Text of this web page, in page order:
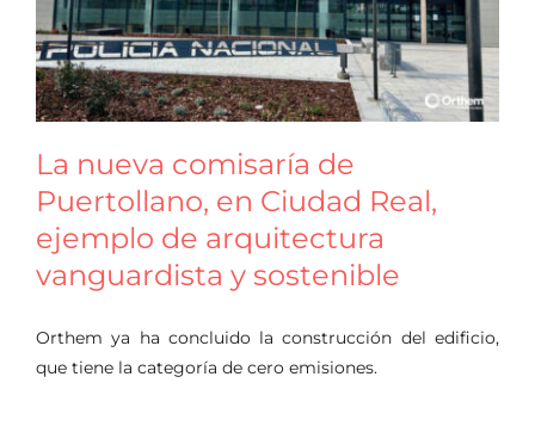
Oficina virtual
La nueva comisaría de
Puertollano, en Ciudad Real,
ejemplo de arquitectura
vanguardista y sostenible
Orthem ya ha concluido la construcción del edificio,
que tiene la categoría de cero emisiones.